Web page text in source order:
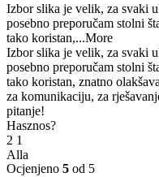
Izbor slika je velik, za svaki
posebno preporučam stolni
tako koristan,...More
Izbor slika je velik, za svaki
posebno preporučam stolni
tako koristan, znatno
za komunikaciju, za
pitanje!
Hasznos?
2 1
Alla
Ocjenjeno 5 od 5